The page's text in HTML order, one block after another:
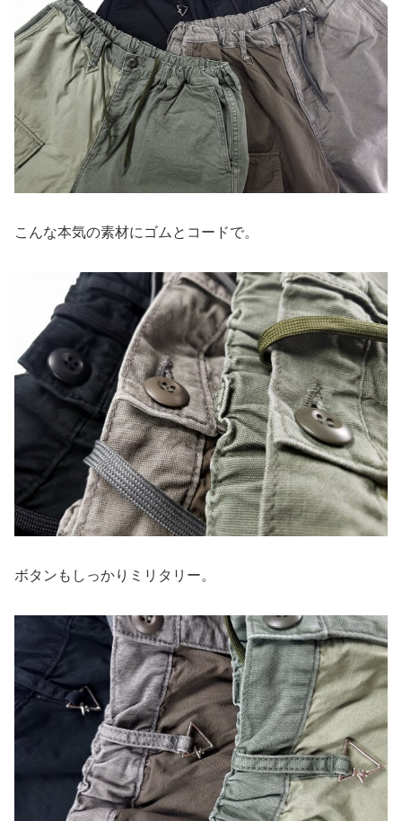
こんな本気の素材にゴムとコードで。
ボタンもしっかりミリタリー。